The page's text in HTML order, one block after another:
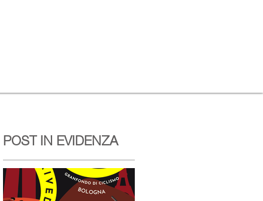
POST IN EVIDENZA